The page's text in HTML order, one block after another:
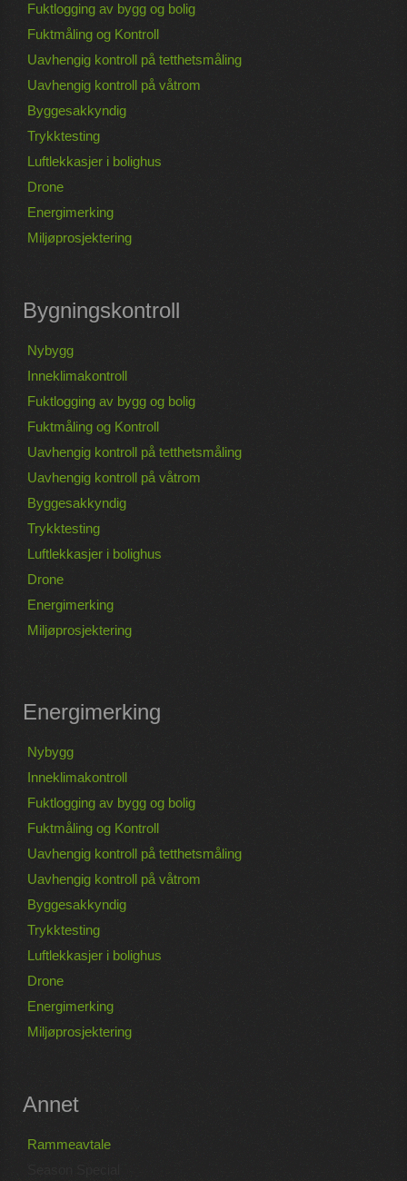
Fuktlogging av bygg og bolig
Fuktmåling og Kontroll
Uavhengig kontroll på tetthetsmåling
Uavhengig kontroll på våtrom
Byggesakkyndig
Trykktesting
Luftlekkasjer i bolighus
Drone
Energimerking
Miljøprosjektering
Bygningskontroll
Nybygg
Inneklimakontroll
Fuktlogging av bygg og bolig
Fuktmåling og Kontroll
Uavhengig kontroll på tetthetsmåling
Uavhengig kontroll på våtrom
Byggesakkyndig
Trykktesting
Luftlekkasjer i bolighus
Drone
Energimerking
Miljøprosjektering
Energimerking
Nybygg
Inneklimakontroll
Fuktlogging av bygg og bolig
Fuktmåling og Kontroll
Uavhengig kontroll på tetthetsmåling
Uavhengig kontroll på våtrom
Byggesakkyndig
Trykktesting
Luftlekkasjer i bolighus
Drone
Energimerking
Miljøprosjektering
Annet
Rammeavtale